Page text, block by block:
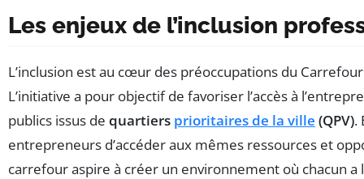
Les enjeux de l’inclusion
L’inclusion est au cœur des préoccupations du
L’initiative a pour objectif de favoriser l’accès à
publics issus de quartiers prioritaires de la ville (QPV).
entrepreneurs d’accéder aux mêmes ressources et
carrefour aspire à créer un environnement où chacun a